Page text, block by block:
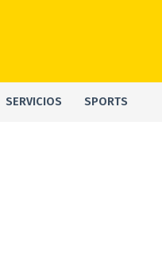
SERVICIOS SPORTS